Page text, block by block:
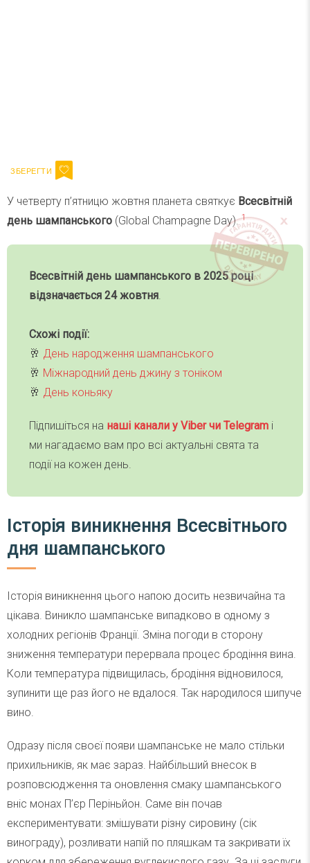
У четверту п’ятницю жовтня планета святкує Всесвітній
день шампанського (Global Champagne Day).1
Всесвітній день шампанського в 2025 році
відзначається 24 жовтня.
Схожі події:
🥂 День народження шампанського
🥂 Міжнародний день джину з тоніком
🥂 День коньяку
Підпишіться на наші канали у Viber чи Telegram і
ми нагадаємо вам про всі актуальні свята та
події на кожен день.
Історія виникнення Всесвітнього
дня шампанського
Історія виникнення цього напою досить незвичайна та
цікава. Виникло шампанське випадково в одному з
холодних регіонів Франції. Зміна погоди в сторону
зниження температури перервала процес бродіння вина.
Коли температура підвищилась, бродіння відновилося,
зупинити ще раз його не вдалося. Так народилося шипуче
вино.
Одразу після своєї появи шампанське не мало стільки
прихильників, як має зараз. Найбільший внесок в
розповсюдження та оновлення смаку шампанського
вніс монах П’єр Періньйон. Саме він почав
експериментувати: змішувати різну сировину (сік
винограду), розливати напій по пляшкам та закривати їх